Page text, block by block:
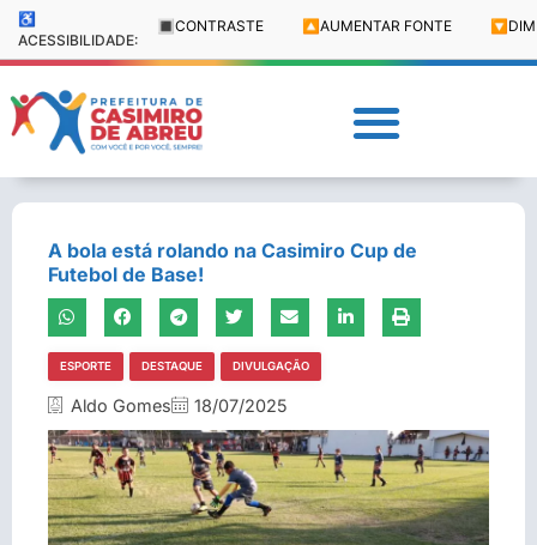
♿
ACESSIBILIDADE:
🔳 CONTRASTE 🔼 AUMENTAR FONTE 🔽
A bola está rolando na Casimiro Cup de
Futebol de Base!
ESPORTE DESTAQUE DIVULGAÇÃO
Aldo Gomes 18/07/2025